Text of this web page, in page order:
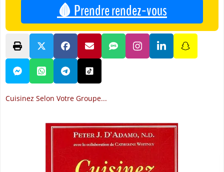
🩸 Prendre rendez-vous
Cuisinez Selon Votre Groupe...